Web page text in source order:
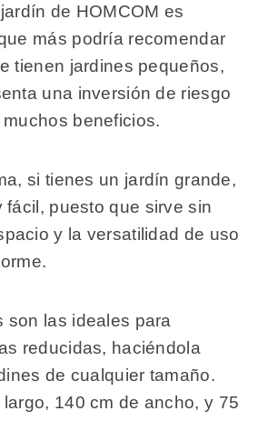
de HOMCOM es
más podría recomendar
tienen jardines pequeños,
una inversión de riesgo
beneficios.
si tienes un jardín grande,
fácil, puesto que sirve sin
y la versatilidad de uso
son las ideales para
reducidas, haciéndola
de cualquier tamaño.
140 cm de ancho, y 75